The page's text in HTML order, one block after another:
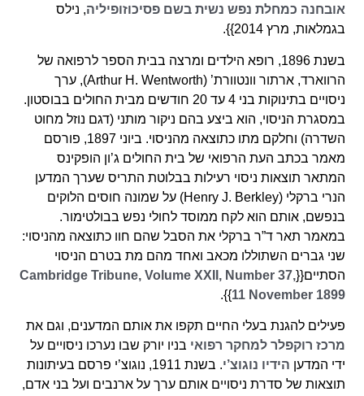
אובחנה כמחלת נפש נשית בשם פסיכוזופיליה, נילס
בגמלאות, מרץ 2014}}.
בשנת 1896, רופא הילדים ומרצה בבית הספר לרפואה של
הרווארד, ארתור וונטוורת’ (Arthur H. Wentworth), ערך
ניסויים בתינוקות בני 4 עד 20 חודשים מבית החולים בבוסטון.
במסגרת הניסוי, הוא ביצע בהם ניקור מותני (דגם נוזל מחוט
השדרה) וחלקם מתו כתוצאה מהניסוי. ביוני 1897, פורסם
מאמר בכתב העת הרפואי של בית החולים ג’ון הופקינס
המתאר תוצאות ניסוי רעילות בבלוטת התריס שערך המדען
הנרי ברקלי (Henry J. Berkley) על שמונה חוסים הלוקים
בנפשם, אותם הוא לקח ממוסד לחולי נפש בבולטימור.
במאמר תאר ד”ר ברקלי את הסבל שהם חוו כתוצאה מהניסוי:
שני גברים השתוללו מכאב ואחד מהם מת בטרם הניסוי
הסתיים{{Cambridge Tribune, Volume XXII, Number 37,
11 November 1899
}}.
פעילים להגנת בעלי החיים תקפו את אותם המדענים, וגם את
מרכז רוקפלר למחקר רפואי בניו יורק שבו נערכו ניסויים על
ידי המדען הידיו נוגוצ’י
. בשנת 1911, נוגוצ’י פרסם בעיתונות
תוצאות של סדרת ניסויים אותם ערך על ארנבים ועל בני אדם,